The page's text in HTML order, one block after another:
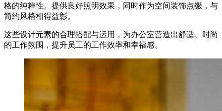
格的纯粹性。提供良好照明效果，同时作为空间装饰点缀，与
简约风格相得益彰。
这些设计元素的合理搭配与运用，为办公室营造出舒适、时尚
的工作氛围，提升员工的工作效率和幸福感。